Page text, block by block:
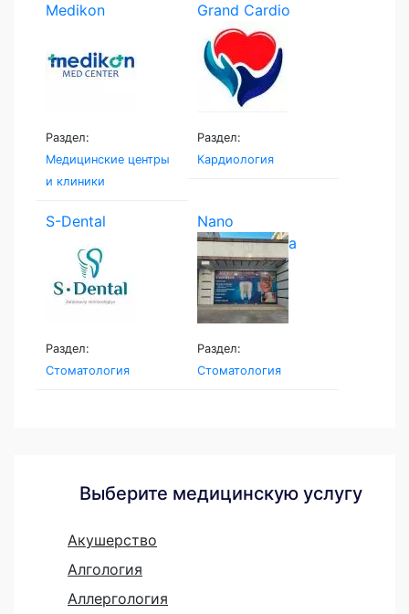
Medikon
Раздел:
Медицинские центры
и клиники
Grand Cardio
Раздел:
Кардиология
S-Dental
Раздел:
Стоматология
Nano
stomatologiya
Раздел:
Стоматология
Выберите медицинскую услугу
Акушерство
Алгология
Аллергология